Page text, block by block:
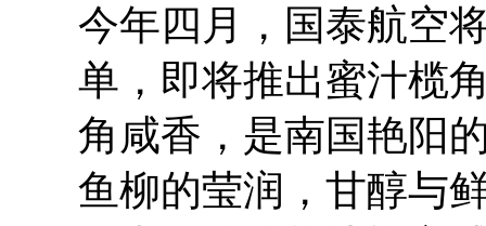
今年四月，国泰航空
单，即将推出蜜汁榄
角咸香，是南国艳阳
鱼柳的莹润，甘醇与